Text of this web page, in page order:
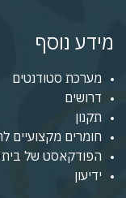
מידע נוסף
מערכת סטודנטים
דרושים
תקנון
חומרים מקצועיים
הפודקאסט של בית
ידיעון